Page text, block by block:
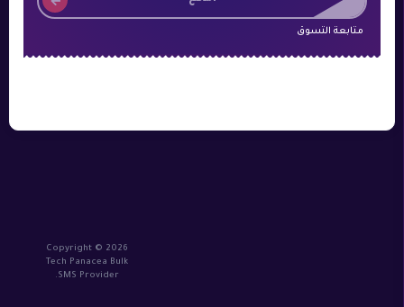
متابعة التسوق
Copyright © 2026
Tech Panacea Bulk
SMS Provider.